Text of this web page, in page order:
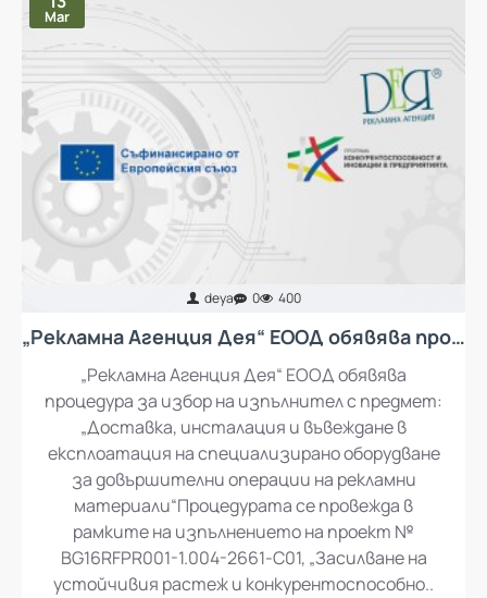
Mar
deya 0 400
„Рекламна Агенция Дея“ ЕООД обявява процедура за избор на изпълнител с предмет: „Доставка, инсталация и въвеждане в експлоатация на специализирано оборудване за довършителни операции на рекламни материали“
„Рекламна Агенция Дея“ ЕООД обявява
процедура за избор на изпълнител с предмет:
„Доставка, инсталация и въвеждане в
експлоатация на специализирано оборудване
за довършителни операции на рекламни
материали“Процедурата се провежда в
рамките на изпълнението на проект №
BG16RFPR001-1.004-2661-C01, „Засилване на
устойчивия растеж и конкурентоспособно..